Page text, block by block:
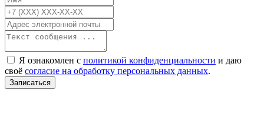
Я ознакомлен с политикой конфиденциальности и даю
своё согласие на обработку персональных данных.
Записаться